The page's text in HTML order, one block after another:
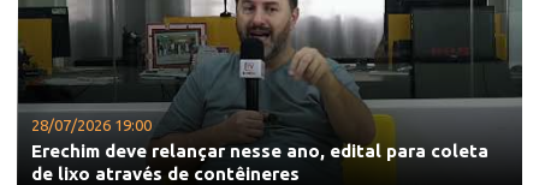
28/07/2026 19:00
Erechim deve relançar nesse ano, edital para coleta
de lixo através de contêineres